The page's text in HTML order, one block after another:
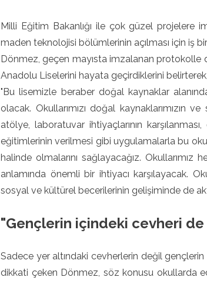
Milli Eğitim Bakanlığı ile çok güzel projelere
maden teknolojisi bölümlerinin açılması için iş
Dönmez, geçen mayısta imzalanan protokolle
Anadolu Liselerini hayata geçirdiklerini
"Bu lisemizle beraber doğal kaynaklar
olacak. Okullarımızı doğal kaynaklarımızın
atölye, laboratuvar ihtiyaçlarının
eğitimlerinin verilmesi gibi uygulamalarla bu
halinde olmalarını sağlayacağız.
anlamında önemli bir ihtiyacı karşılayacak.
sosyal ve kültürel becerilerinin gelişiminde de
"Gençlerin içindeki cevheri de
Sadece yer altındaki cevherlerin değil
dikkati çeken Dönmez, söz konusu okullarda